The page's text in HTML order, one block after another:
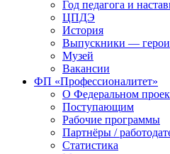
Год педагога и
ЦПДЭ
История
Выпускники — герои
Музей
Вакансии
ФП «Профессионалитет»
О Федеральном
Поступающим
Рабочие программы
Партнёры /
Статистика